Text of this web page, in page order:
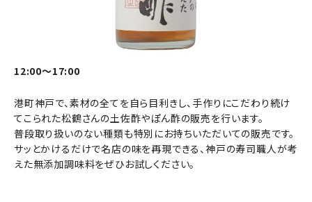
12:00～17:00
港町神戸で、素材の全てを自ら目利きし、手作りにこだわり続け
てこられた松鶴さんの土佐酢やぽん酢の販売を行います。
普段取り扱いのない種類も特別にお持ちいただいての販売です。
サッとかけるだけで名店の味を再現できる、神戸の寿司職人が考
えた無添加調味料をぜひお試しください。